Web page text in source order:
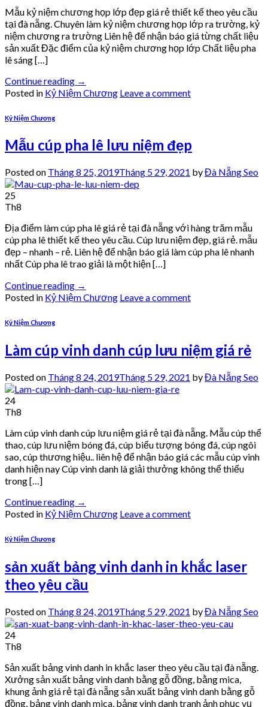
Mẫu kỷ niệm chương họp lớp đẹp giá rẻ thiết kế theo yêu cầu
tại đà nẵng. Chuyên làm kỷ niệm chương họp lớp ra trường, kỷ
niệm chương ra trường Liên hệ để nhận báo giá từng chất liệu
sản xuất Đặc điểm của kỷ niệm chương họp lớp Chất liệu pha
lê sáng […]
Continue reading →
Posted in Kỷ Niệm Chương Leave a comment
Kỷ Niệm Chương
Mẫu cúp pha lê lưu niệm đẹp
Posted on Tháng 8 25, 2019Tháng 5 29, 2021 byĐà Nẵng Seo
25
Th8
Địa điểm làm cúp pha lê giá rẻ tại đà nẵng với hàng trăm mẫu
cúp pha lê thiết kế theo yêu cầu. Cúp lưu niệm đẹp, giá rẻ. mẫu
đẹp – nhanh – rẻ. Liên hệ để nhận báo giá làm cúp pha lê nhanh
nhất Cúp pha lê trao giải là một hiện […]
Continue reading →
Posted in Kỷ Niệm Chương Leave a comment
Kỷ Niệm Chương
Làm cúp vinh danh cúp lưu niệm giá rẻ
Posted on Tháng 8 24, 2019Tháng 5 29, 2021 byĐà Nẵng Seo
24
Th8
Làm cúp vinh danh cúp lưu niệm giá rẻ tại đà nẵng. Mẫu cúp thể
thao, cúp lưu niệm bóng đá, cúp biểu tượng bóng đá, cúp ngôi
sao, cúp thương hiệu.. liên hệ để nhận báo giá các mẫu cúp vinh
danh hiện nay Cúp vinh danh là giải thưởng không thể thiếu
trong […]
Continue reading →
Posted in Kỷ Niệm Chương Leave a comment
Kỷ Niệm Chương
sản xuất bảng vinh danh in khắc laser
theo yêu cầu
Posted on Tháng 8 24, 2019Tháng 5 29, 2021 byĐà Nẵng Seo
24
Th8
Sản xuất bảng vinh danh in khắc laser theo yêu cầu tại đà nẵng.
Xưởng sản xuất bảng vinh danh bằng gỗ đồng, bằng mica,
khung ảnh giá rẻ tại đà nẵng sản xuất bảng vinh danh bằng gỗ
đồng, bảng vinh danh mica, bảng vinh danh tranh ảnh phục vụ